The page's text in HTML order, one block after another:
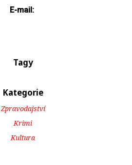
E-mail:
Tagy
Kategorie
Zpravodajství
Krimi
Kultura